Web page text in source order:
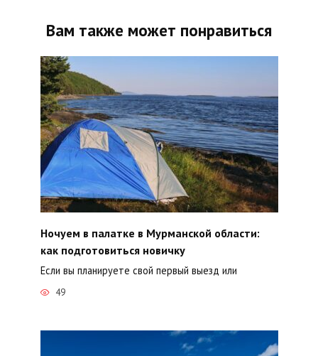
Вам также может понравиться
Ночуем в палатке в Мурманской области:
как подготовиться новичку
Если вы планируете свой первый выезд или
49